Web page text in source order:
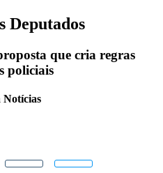
Deputados
que cria regras
policiais
Notícias